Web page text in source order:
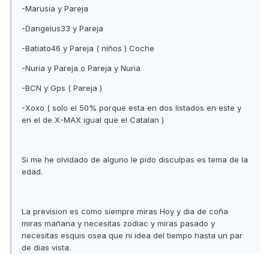
-Marusia y Pareja
-Dangelus33 y Pareja
-Batiato46 y Pareja ( niños ) Coche
-Nuria y Pareja o Pareja y Nuria
-BCN y Gps ( Pareja )
-Xoxo ( solo el 50% porque esta en dos listados en este y
en el de X-MAX igual que el Catalan )
Si me he olvidado de alguno le pido disculpas es tema de la
edad.
La prevision es como siempre miras Hoy y dia de coña
miras mañana y necesitas zodiac y miras pasado y
necesitas esquis osea que ni idea del tiempo hasta un par
de dias vista.